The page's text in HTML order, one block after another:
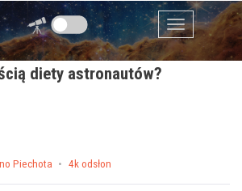
Menu
diety astronautów?
Piechota 4k odsłon